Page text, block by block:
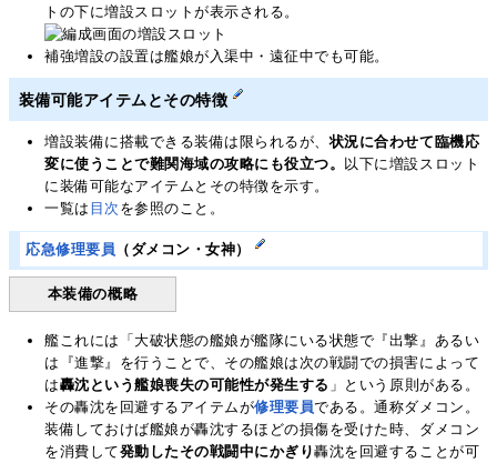
トの下に増設スロットが表示される。
補強増設の設置は艦娘が入渠中・遠征中でも可能。
装備可能アイテムとその特徴
増設装備に搭載できる装備は限られるが、状況に合わせて臨機応
変に使うことで難関海域の攻略にも役立つ。
以下に増設スロット
に装備可能なアイテムとその特徴を示す。
一覧は 目次 を参照のこと。
応急修理要員 （ダメコン・女神）
本装備の概略
艦これには「大破状態の艦娘が艦隊にいる状態で『出撃』あるい
は『進撃』を行うことで、その艦娘は次の戦闘での損害によって
は轟沈という艦娘喪失の可能性が発生する 」という原則がある。
その轟沈を回避するアイテムが修理要員である。通称ダメコン。
装備しておけば艦娘が轟沈するほどの損傷を受けた時、ダメコン
を消費して発動したその戦闘中にかぎり轟沈を回避することが可